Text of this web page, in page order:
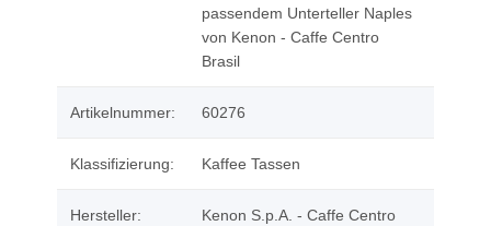
passendem Unterteller Naples
von Kenon - Caffe Centro
Brasil
Artikelnummer: 60276
Klassifizierung: Kaffee Tassen
Hersteller:
Kenon S.p.A. - Caffe Centro